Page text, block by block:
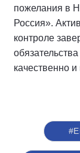
пожелания в
Россия».
контроле
качественно и